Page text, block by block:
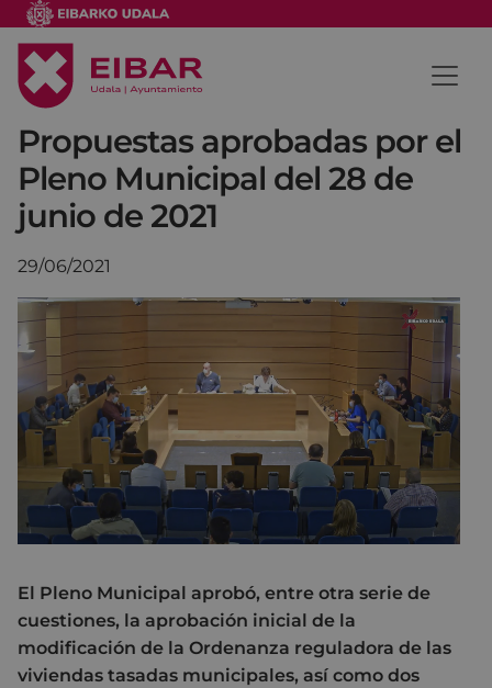
Propuestas aprobadas por el
Pleno Municipal del 28 de
junio de 2021
29/06/2021
El Pleno Municipal aprobó, entre otra serie de
cuestiones, la aprobación inicial de la
modificación de la Ordenanza reguladora de las
viviendas tasadas municipales, así como dos